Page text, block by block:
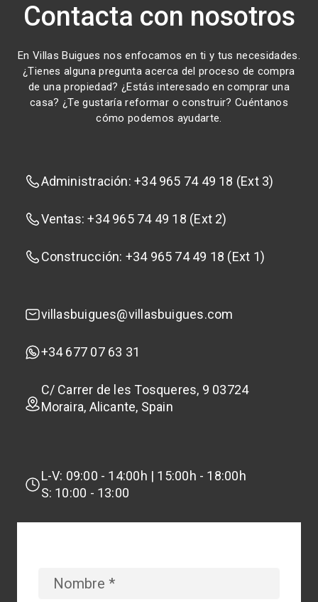
Contacta con nosotros
En Villas Buigues nos enfocamos en ti y tus necesidades.
¿Tienes alguna pregunta acerca del proceso de compra
de una propiedad? ¿Estás interesado en comprar una
casa? ¿Te gustaría reformar o construir? Cuéntanos
cómo podemos ayudarte.
Administración: +34 965 74 49 18 (Ext 3)
Ventas: +34 965 74 49 18 (Ext 2)
Construcción: +34 965 74 49 18 (Ext 1)
villasbuigues@villasbuigues.com
+34 677 07 63 31
C/ Carrer de les Tosqueres, 9 03724
Moraira, Alicante, Spain
L-V: 09:00 - 14:00h | 15:00h - 18:00h
S: 10:00 - 13:00